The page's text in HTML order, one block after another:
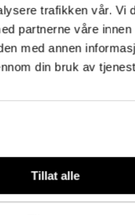
trafikken vår. Vi
partnerne våre
med annen
din bruk av
Tillat alle